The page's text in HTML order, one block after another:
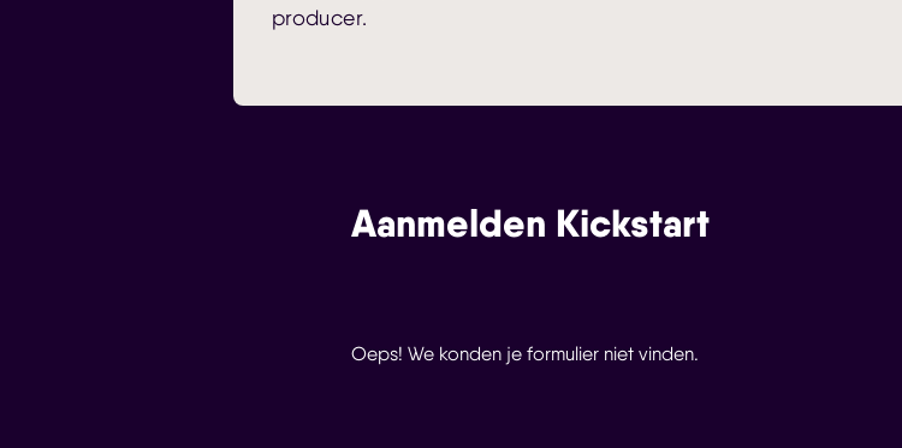
producer.
Aanmelden Kickstart
Oeps! We konden je formulier niet vinden.